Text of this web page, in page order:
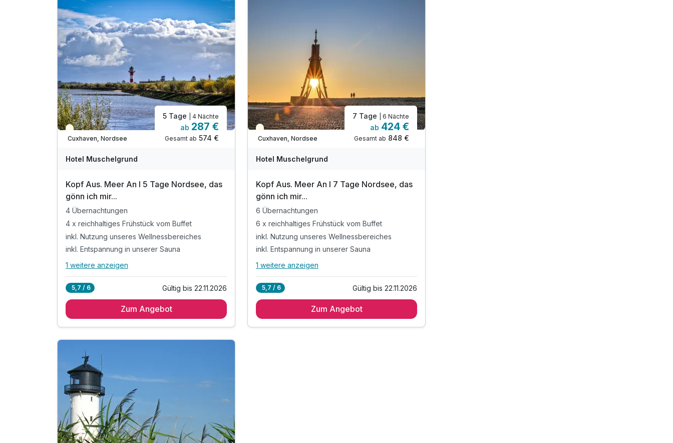
Teilweise ausgelastet
Cuxhaven, Nordsee
5 Tage | 4 Nächte
ab 287 €
Gesamt ab 574 €
Hotel Muschelgrund
Kopf Aus. Meer An I 5 Tage Nordsee, das
gönn ich mir...
4 Übernachtungen
4 x reichhaltiges Frühstück vom Buffet
inkl. Nutzung unseres Wellnessbereiches
inkl. Entspannung in unserer Sauna
Alle Inklusivleistungen
4 x reichhaltiges Frühstück vom Buffet
1 weitere anzeigen
5,7 / 6 Gültig bis 22.11.2026
Zum Angebot
Teilweise ausgelastet
Cuxhaven, Nordsee
7 Tage | 6 Nächte
ab 424 €
Gesamt ab 848 €
Hotel Muschelgrund
Kopf Aus. Meer An I 7 Tage Nordsee, das
gönn ich mir...
6 Übernachtungen
6 x reichhaltiges Frühstück vom Buffet
inkl. Nutzung unseres Wellnessbereiches
inkl. Entspannung in unserer Sauna
Alle Inklusivleistungen
6 x reichhaltiges Frühstück vom Buffet
1 weitere anzeigen
5,7 / 6 Gültig bis 22.11.2026
Zum Angebot